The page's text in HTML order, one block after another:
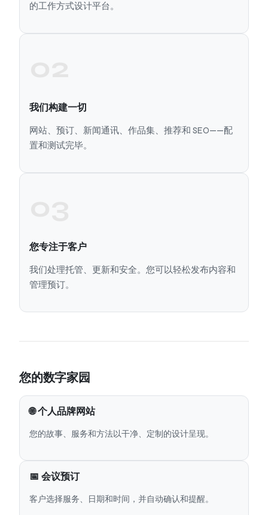
的工作方式设计平台。
我们构建一切
网站、预订、新闻通讯、作品集、推荐和 SEO——配
置和测试完毕。
您专注于客户
我们处理托管、更新和安全。您可以轻松发布内容和
管理预订。
您的数字家园
🌐 个人品牌网站
您的故事、服务和方法以干净、定制的设计呈现。
📅 会议预订
客户选择服务、日期和时间，并自动确认和提醒。